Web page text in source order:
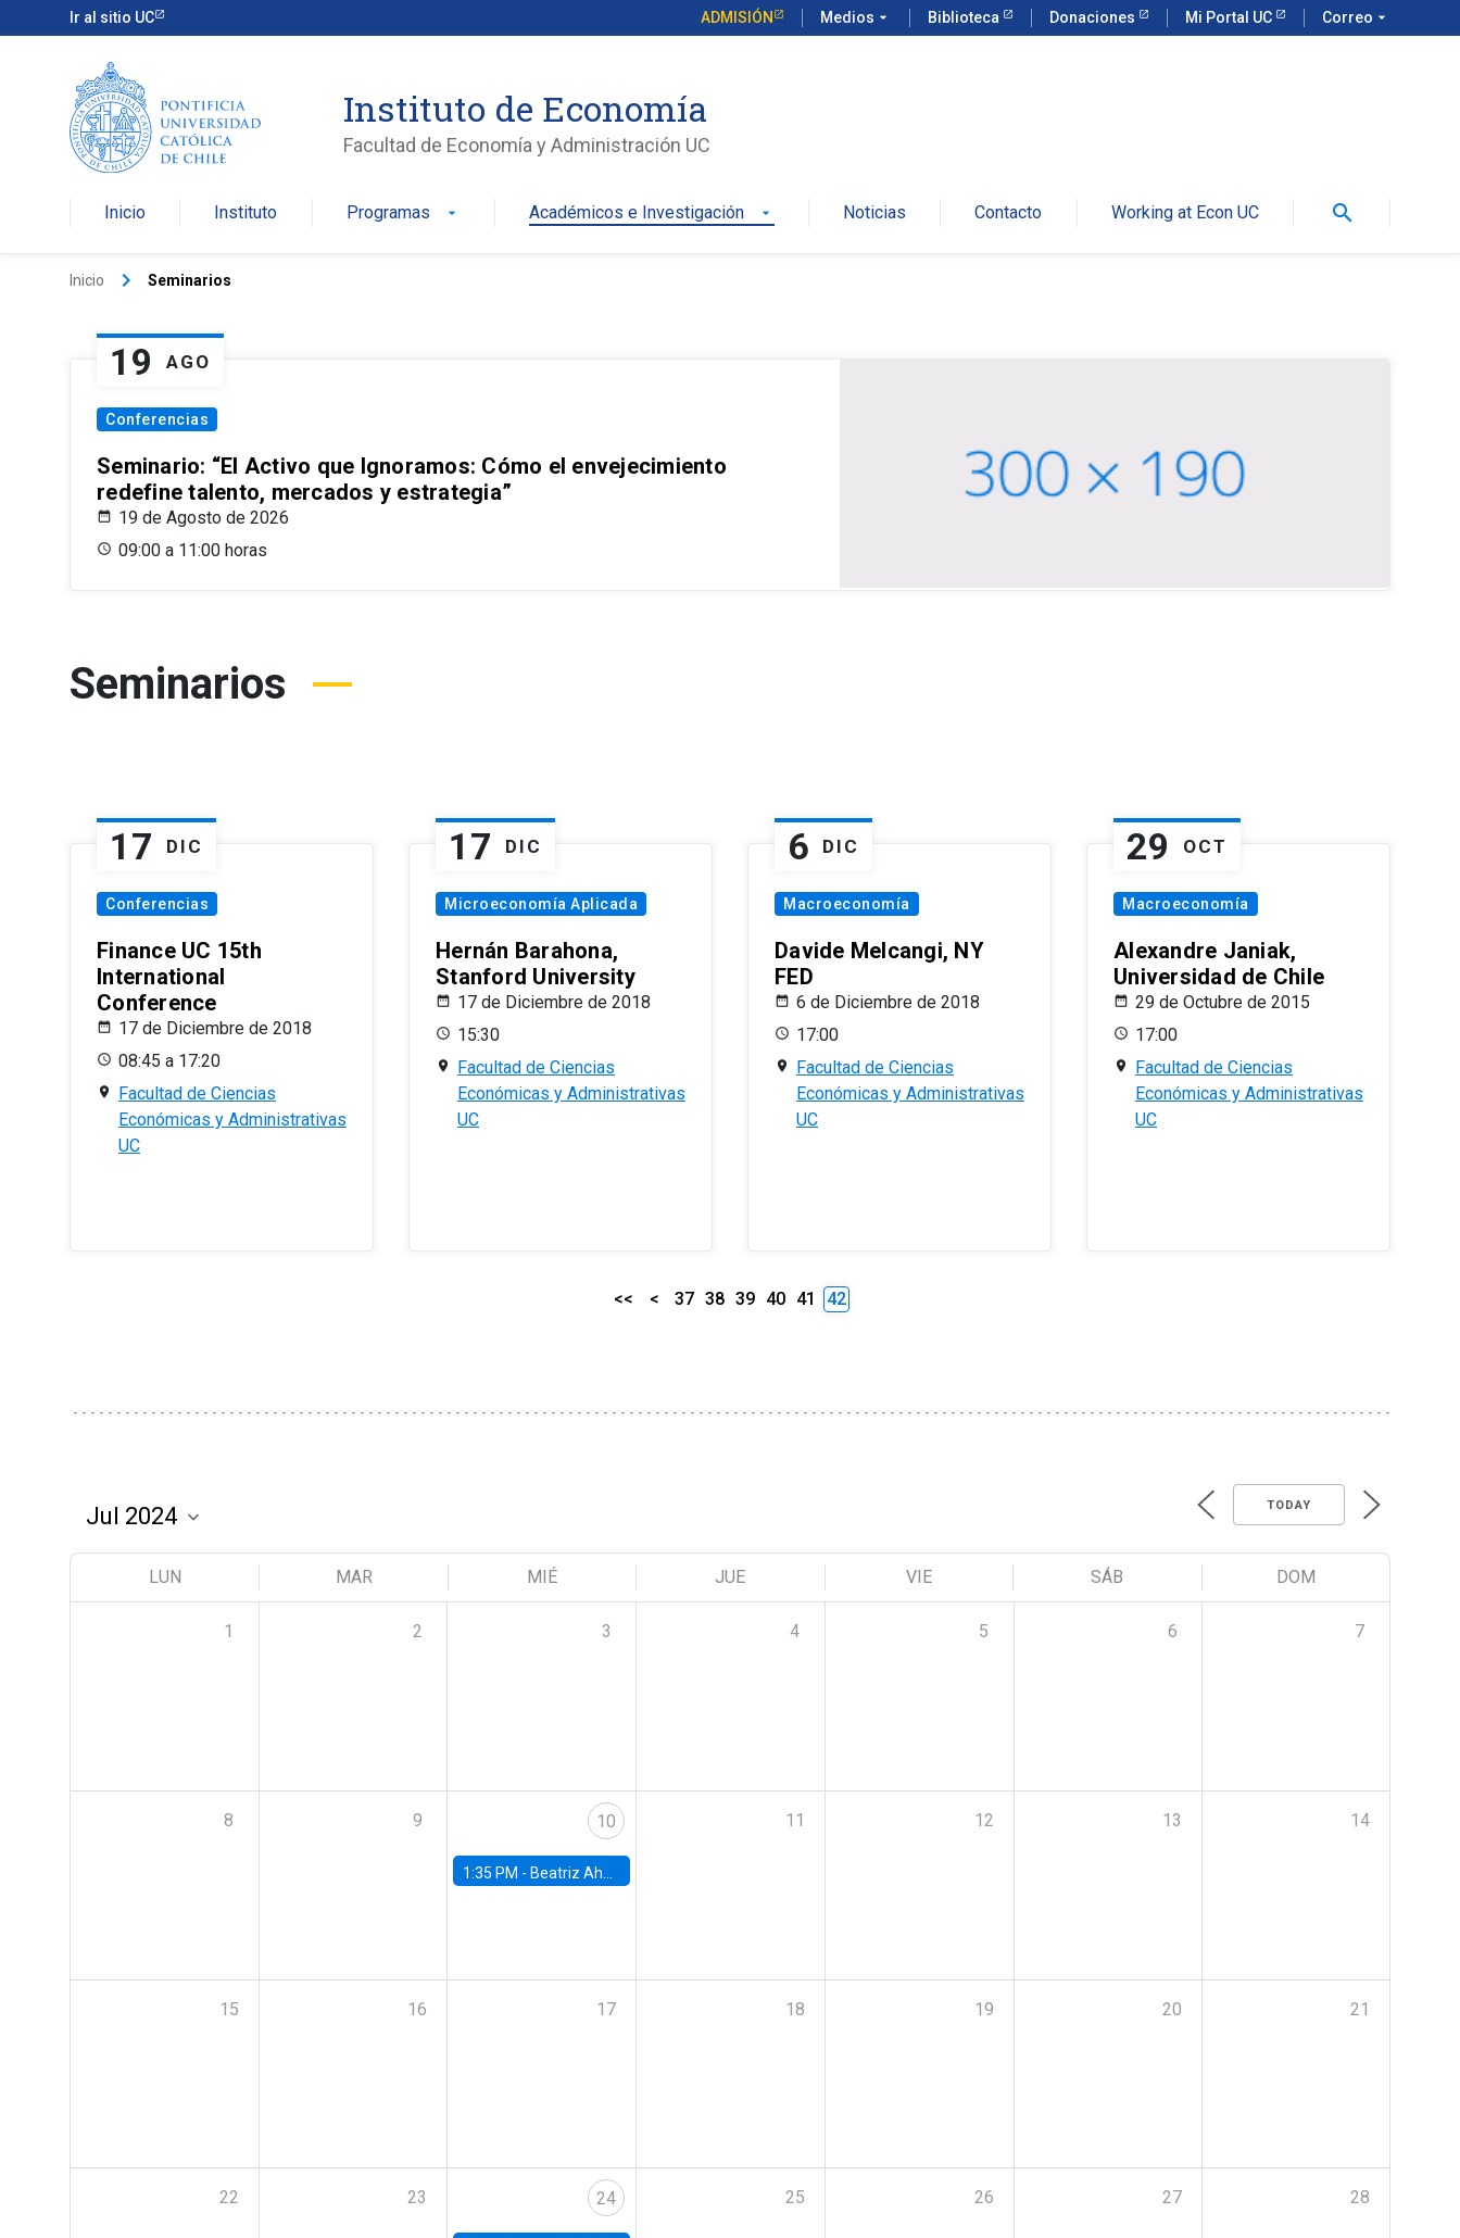
Ir al sitio UC ADMISIÓN Medios arrow_drop_down Biblioteca Donaciones Mi Portal UC Correo arrow_drop_down
Instituto de Economía
Facultad de Economía y Administración UC
Inicio Instituto Programas arrow_drop_down Académicos e Investigación arrow_drop_down Noticias Contacto Working at Econ UC search
Inicio keyboard_arrow_right Seminarios
19 AGO
Conferencias
Seminario: “El Activo que Ignoramos: Cómo el envejecimiento
redefine talento, mercados y estrategia”
19 de Agosto de 2026
09:00 a 11:00 horas
Seminarios
17 DIC
Conferencias
Finance UC 15th
International
Conference
17 de Diciembre de 2018
08:45 a 17:20
Facultad de Ciencias
Económicas y Administrativas
UC
17 DIC
Microeconomía Aplicada
Hernán Barahona,
Stanford University
17 de Diciembre de 2018
15:30
Facultad de Ciencias
Económicas y Administrativas
UC
6 DIC
Macroeconomía
Davide Melcangi, NY
FED
6 de Diciembre de 2018
17:00
Facultad de Ciencias
Económicas y Administrativas
UC
29 OCT
Macroeconomía
Alexandre Janiak,
Universidad de Chile
29 de Octubre de 2015
17:00
Facultad de Ciencias
Económicas y Administrativas
UC
<< < 37 38 39 40 41 42
TODAY
LUN MAR MIÉ JUE VIE SÁB DOM
1 2 3 4 5 6 7
8 9 10
1:35 PM - Beatriz Ahumada, PhD candidate, Universidad de Pittsburgh
11 12 13 14
15 16 17 18 19 20 21
22 23 24 25 26 27 28